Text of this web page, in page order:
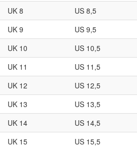
UK 8
US 8,5
UK 9
US 9,5
UK 10
US 10,5
UK 11
US 11,5
UK 12
US 12,5
UK 13
US 13,5
UK 14
US 14,5
UK 15
US 15,5